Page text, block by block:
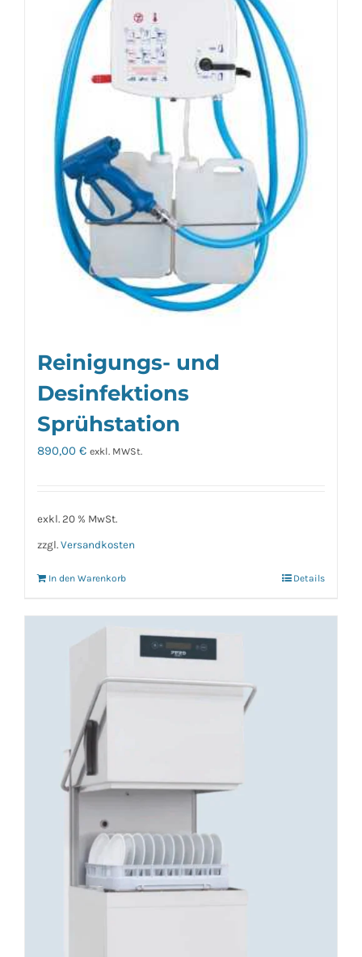
Reinigungs- und
Desinfektions
Sprühstation
890,00 € exkl. MWSt.
exkl. 20 % MwSt.
zzgl. Versandkosten
In den Warenkorb Details